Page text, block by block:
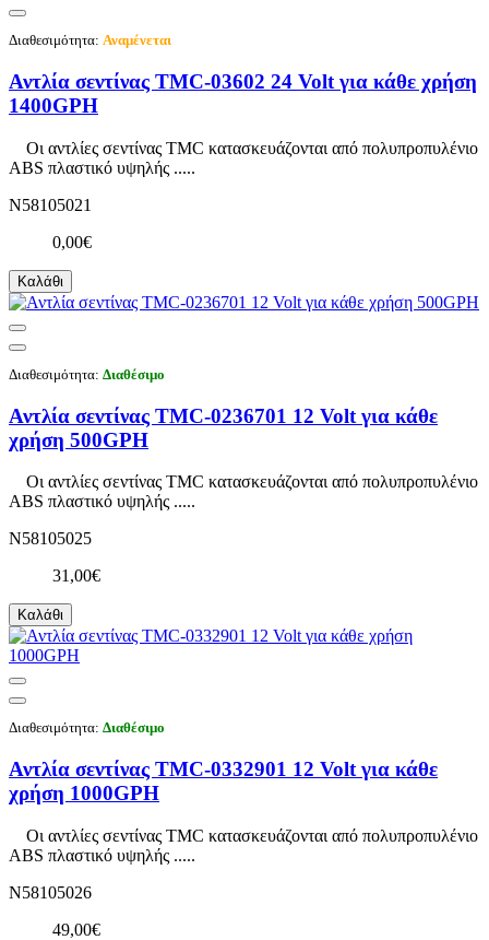
Διαθεσιμότητα: Αναμένεται
Αντλία σεντίνας TMC-03602 24 Volt για κάθε χρήση
1400GPH
Οι αντλίες σεντίνας TMC κατασκευάζονται από πολυπροπυλένιο
ABS πλαστικό υψηλής .....
N58105021
0,00€
Καλάθι
Διαθεσιμότητα: Διαθέσιμο
Αντλία σεντίνας TMC-0236701 12 Volt για κάθε
χρήση 500GPH
Οι αντλίες σεντίνας TMC κατασκευάζονται από πολυπροπυλένιο
ABS πλαστικό υψηλής .....
N58105025
31,00€
Καλάθι
Διαθεσιμότητα: Διαθέσιμο
Αντλία σεντίνας TMC-0332901 12 Volt για κάθε
χρήση 1000GPH
Οι αντλίες σεντίνας TMC κατασκευάζονται από πολυπροπυλένιο
ABS πλαστικό υψηλής .....
N58105026
49,00€